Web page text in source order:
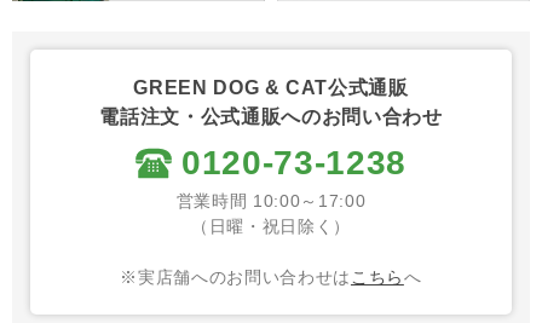
GREEN DOG & CAT公式通販
電話注文・公式通販へのお問い合わせ
0120-73-1238
営業時間 10:00～17:00
（日曜・祝日除く）
※実店舗へのお問い合わせは こちらへ